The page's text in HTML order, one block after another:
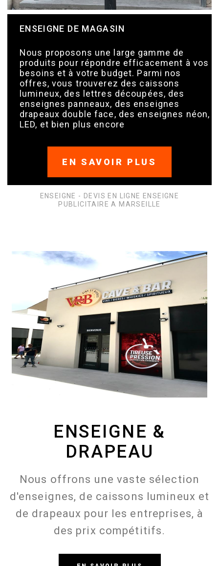
ENSEIGNE DE MAGASIN
Nous proposons une large gamme de
produits pour répondre efficacement à vos
besoins et à votre budget. Parmi nos
offres, vous trouverez des caissons
lumineux, des lettres découpées, des
enseignes panneaux, des enseignes
drapeaux double face, des enseignes néon,
LED, et bien plus encore
EN SAVOIR PLUS
ENSEIGNE - DEVIS EN LIGNE ENSEIGNE
PUBLICITAIRE A MARSEILLE
ENSEIGNE &
DRAPEAU
Nous offrons une vaste sélection
d'enseignes, de caissons lumineux et
de drapeaux pour les entreprises, à
des prix compétitifs.